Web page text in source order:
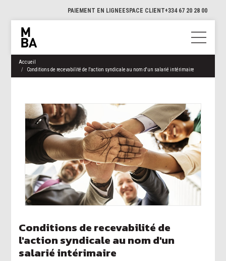
PAIEMENT EN LIGNEESPACE CLIENT+334 67 20 28 00
Accueil
Conditions de recevabilité de l'action syndicale au nom d'un salarié intérimaire
Conditions de recevabilité de
l'action syndicale au nom d'un
salarié intérimaire